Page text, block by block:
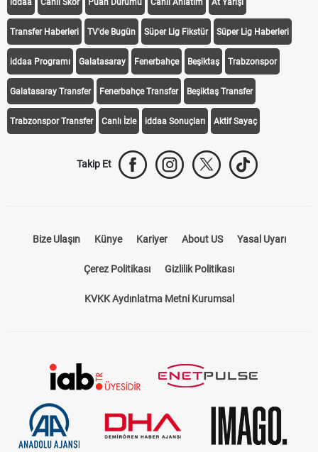
iddaa Programı Galatasaray Fenerbahçe Beşiktaş Trabzonspor
Galatasaray Transfer Fenerbahçe Transfer Beşiktaş Transfer
Trabzonspor Transfer Canlı İzle iddaa Sonuçları Aktif Sayaç
Takip Et